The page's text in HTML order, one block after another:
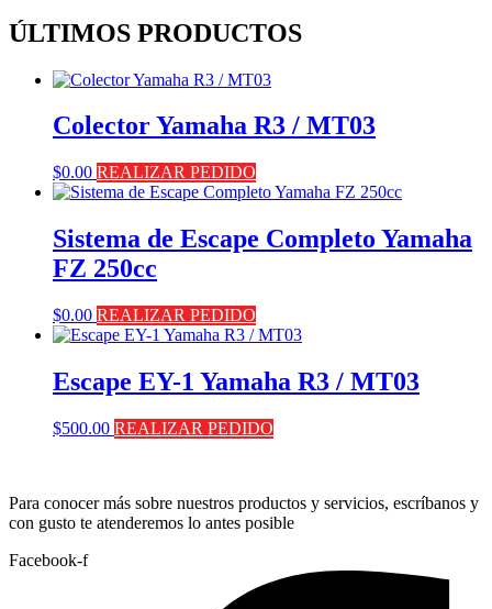
ÚLTIMOS PRODUCTOS
Colector Yamaha R3 / MT03
$0.00 REALIZAR PEDIDO
Sistema de Escape Completo Yamaha
FZ 250cc
$0.00 REALIZAR PEDIDO
Escape EY-1 Yamaha R3 / MT03
$500.00 REALIZAR PEDIDO
Para conocer más sobre nuestros productos y servicios, escríbanos y
con gusto te atenderemos lo antes posible
Facebook-f